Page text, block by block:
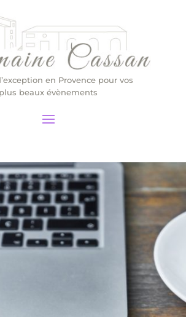
en Provence pour vos
plus beaux évènements